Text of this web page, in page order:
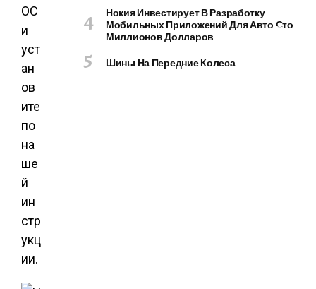
Р
ОС
и
уст
ан
ов
ите
по
на
ше
й
ин
стр
укц
ии.
Нокия Инвестирует В Разработку
Мобильных Приложений Для Авто Сто
Миллионов Долларов
Шины На Передние Колеса